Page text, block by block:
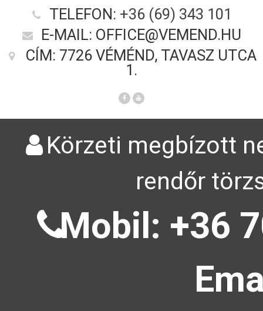
TELEFON: +36 (69) 343 101
E-MAIL: OFFICE@VEMEND.HU
CÍM: 7726 VÉMÉND, TAVASZ UTCA
1.
Körzeti megbízott
rendőr
Mobil: +36